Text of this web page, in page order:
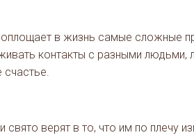
в жизнь самые сложные
контакты с разными
счастье.
верят в то, что им по плечу